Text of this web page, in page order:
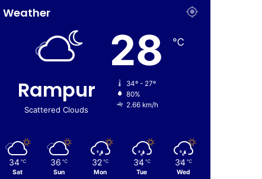
Weather
Rampur
Scattered Clouds
28 ℃
34º - 27º
80%
2.66 km/h
34 ℃
Sat
36 ℃
Sun
32 ℃
Mon
34 ℃
Tue
34 ℃
Wed